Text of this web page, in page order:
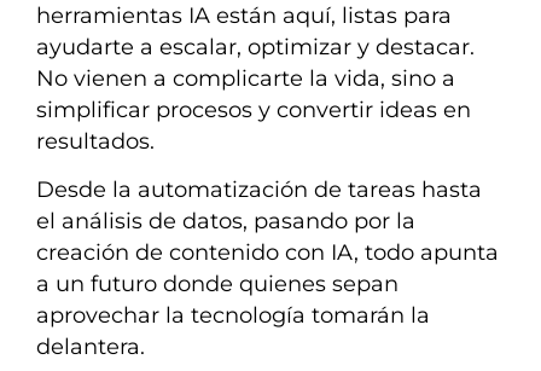
herramientas IA están aquí, listas para
ayudarte a escalar, optimizar y destacar.
No vienen a complicarte la vida, sino a
simplificar procesos y convertir ideas en
resultados.
Desde la automatización de tareas hasta
el análisis de datos, pasando por la
creación de contenido con IA, todo apunta
a un futuro donde quienes sepan
aprovechar la tecnología tomarán la
delantera.